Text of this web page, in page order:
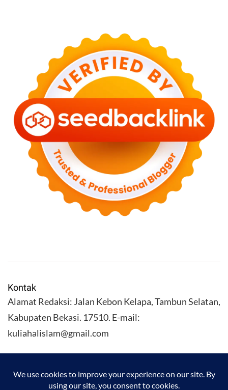
Kontak
Alamat Redaksi: Jalan Kebon Kelapa, Tambun Selatan,
Kabupaten Bekasi. 17510. E-mail:
kuliahalislam@gmail.com